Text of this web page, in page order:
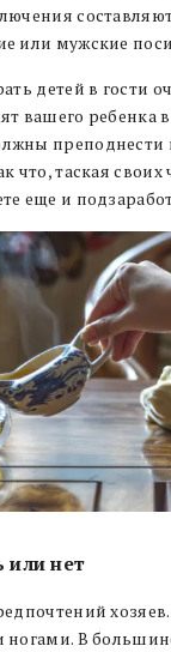
или мужские
детей в гости
вашего ребенка
преподнести
что, таская
еще и
или нет
ногами. В